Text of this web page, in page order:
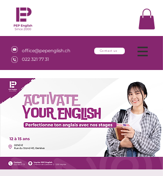
office@pepenglish.ch
022 321 77 31
Contact us